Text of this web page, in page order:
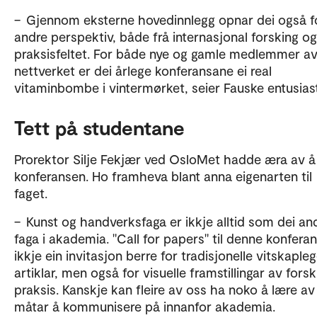
– Gjennom eksterne hovedinnlegg opnar dei også
andre perspektiv, både frå internasjonal forsking
praksisfeltet. For både nye og gamle medlemmer av
nettverket er dei årlege konferansane ei real
vitaminbombe i vintermørket, seier Fauske
Tett på studentane
Prorektor Silje Fekjær ved OsloMet hadde æra av
konferansen. Ho framheva blant anna eigenarten til
faget.
– Kunst og handverksfaga er ikkje alltid som dei
faga i akademia. "Call for papers" til denne
ikkje ein invitasjon berre for tradisjonelle
artiklar, men også for visuelle framstillingar av
praksis. Kanskje kan fleire av oss ha noko å lære av
måtar å kommunisere på innanfor akademia.